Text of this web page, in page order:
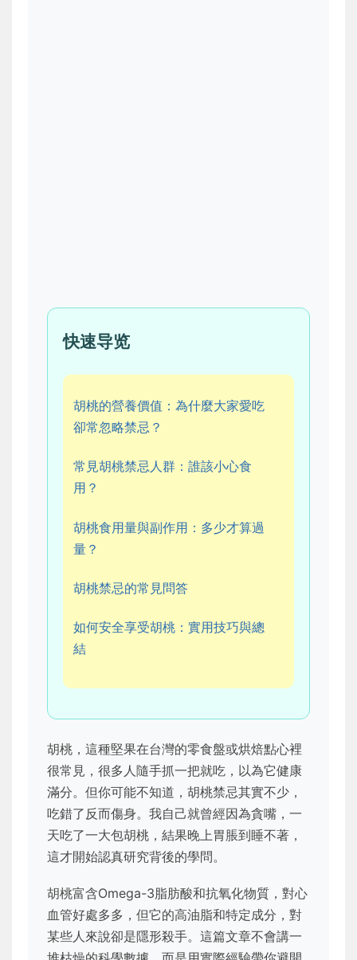
快速导览
胡桃的營養價值：為什麼大家愛吃
卻常忽略禁忌？
常見胡桃禁忌人群：誰該小心食
用？
胡桃食用量與副作用：多少才算過
量？
胡桃禁忌的常見問答
如何安全享受胡桃：實用技巧與總
結
胡桃，這種堅果在台灣的零食盤或烘焙點心裡
很常見，很多人隨手抓一把就吃，以為它健康
滿分。但你可能不知道，胡桃禁忌其實不少，
吃錯了反而傷身。我自己就曾經因為貪嘴，一
天吃了一大包胡桃，結果晚上胃脹到睡不著，
這才開始認真研究背後的學問。
胡桃富含Omega-3脂肪酸和抗氧化物質，對心
血管好處多多，但它的高油脂和特定成分，對
某些人來說卻是隱形殺手。這篇文章不會講一